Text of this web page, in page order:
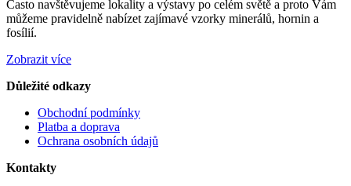
Často navštěvujeme lokality a výstavy po celém světě a proto Vám
můžeme pravidelně nabízet zajímavé vzorky minerálů, hornin a
fosílií.
Zobrazit více
Důležité odkazy
Obchodní podmínky
Platba a doprava
Ochrana osobních údajů
Kontakty